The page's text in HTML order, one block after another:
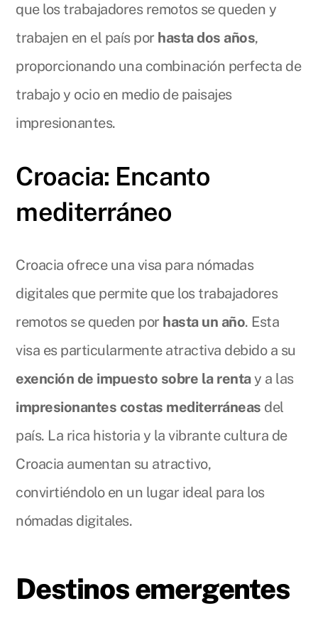
que los trabajadores remotos se queden y
trabajen en el país por hasta dos años,
proporcionando una combinación perfecta de
trabajo y ocio en medio de paisajes
impresionantes.
Croacia: Encanto
mediterráneo
Croacia ofrece una visa para nómadas
digitales que permite que los trabajadores
remotos se queden por hasta un año. Esta
visa es particularmente atractiva debido a su
exención de impuesto sobre la rentay a las
impresionantes costas mediterráneas del
país. La rica historia y la vibrante cultura de
Croacia aumentan su atractivo,
convirtiéndolo en un lugar ideal para los
nómadas digitales.
Destinos emergentes